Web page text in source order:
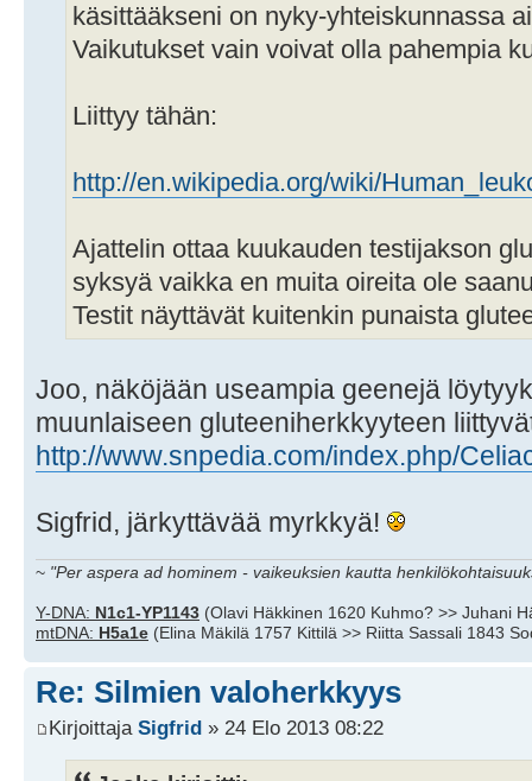
käsittääkseni on nyky-yhteiskunnassa
Vaikutukset vain voivat olla pahempia
Liittyy tähän:
http://en.wikipedia.org/wiki/
Ajattelin ottaa kuukauden testijakson
syksyä vaikka en muita oireita ole
Testit näyttävät kuitenkin punaista
Joo, näköjään useampia geenejä
muunlaiseen gluteeniherkkyyteen
http://www.snpedia.com/index.php/
Sigfrid, järkyttävää myrkkyä!
~ "Per aspera ad hominem - vaikeuksien kautta
Y-DNA: N1c1-YP1143 (Olavi Häkkinen 1620 Kuhmo? >> Juhani
mtDNA: H5a1e (Elina Mäkilä 1757 Kittilä >> Riitta Sassali 1843
Re: Silmien valoherkkyys
Kirjoittaja Sigfrid » 24 Elo 2013 08:22